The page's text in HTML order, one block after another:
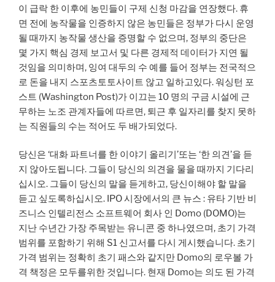
이 급락 한 이후에 농민들이 구제 신청 마감을 연장했다. 휴
면 전에 농작물을 인증하지 않은 농민들은 정부가 다시 운영
될 때까지 농작물 생산을 증명할 수 없으며, 정부의 중단은
몇 가지 핵심 경제 보고서 및 다른 경제적 데이터가 지연 될
것임을 의미하며, 잉여 대두의 수 예를 들어 정부는 전국적으
로 돈을 내지 스포츠토토사이트 않고 일하고있다. 워싱턴 포
스트 (Washington Post)가 이끄는 10 명의 구금 시설에 근
무하는 노조 관계자들에 따르면, 퇴근 후 일자리를 찾지 못하
는 직원들의 수는 적어도 두 배가되었다.
당신은 ‘대화 파트너를 한 이야기 ​​올리기’또는 ‘한 의견’을 듣
지 않아도됩니다. 그들이 당신의 의견을 물을 때까지 기다리
십시오. 그들이 당신의 말을 듣게하고, 당신이해야 할 말을
듣고 싶도록하십시오. IPO 시장에서의 큰 뉴스 : 유타 기반 비
즈니스 인텔리전스 소프트웨어 회사 인 Domo (DOMO)는
지난 수년간 가장 주목받는 유니콘 중 하나였으며, 초기 가격
범위를 포함하기 위해 S1 신고서를 다시 게시했습니다. 초기
가격 범위는 정확히 초기 패스와 같지만 Domo의 로우볼 가
격 책정은 모두를위한 것입니다. 현재 Domo는 의도 된 가격